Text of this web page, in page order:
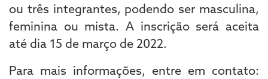
ou três integrantes, podendo ser masculina,
feminina ou mista. A inscrição será aceita
até dia 15 de março de 2022.
Para mais informações, entre em contato: